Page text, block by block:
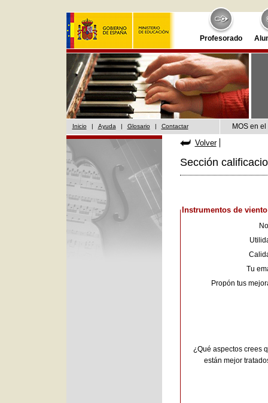
Profesorado
Inicio | Ayuda | Glosario | Contactar MOS en
Volver
Sección
Instrumentos de
Tu
Propón tus
¿Qué aspectos crees
están mejor